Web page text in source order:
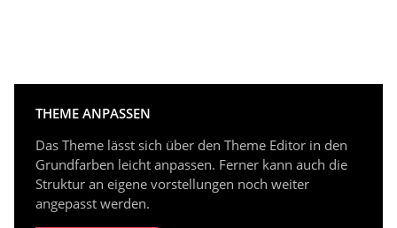
THEME ANPASSEN
Das Theme lässt sich über den Theme Editor in den
Grundfarben leicht anpassen. Ferner kann auch die
Struktur an eigene vorstellungen noch weiter
angepasst werden.